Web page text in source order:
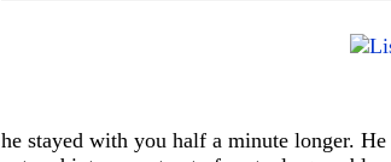
he stayed with you half a minute longer.